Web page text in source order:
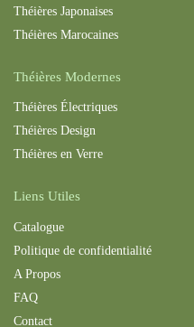
Théières Japonaises
Théières Marocaines
Théières Modernes
Théières Électriques
Théières Design
Théières en Verre
Liens Utiles
Catalogue
Politique de confidentialité
A Propos
FAQ
Contact